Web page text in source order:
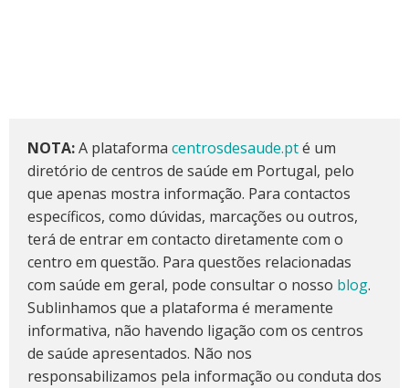
NOTA:A plataforma centrosdesaude.pté um
diretório de centros de saúde em Portugal, pelo
que apenas mostra informação. Para contactos
específicos, como dúvidas, marcações ou outros,
terá de entrar em contacto diretamente com o
centro em questão. Para questões relacionadas
com saúde em geral, pode consultar o nosso blog.
Sublinhamos que a plataforma é meramente
informativa, não havendo ligação com os centros
de saúde apresentados. Não nos
responsabilizamos pela informação ou conduta dos